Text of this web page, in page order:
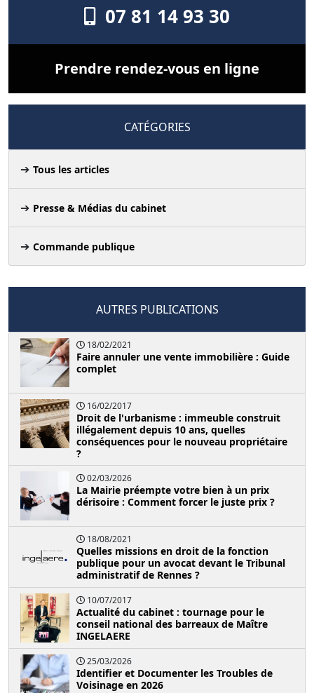
07 81 14 93 30
Prendre rendez-vous en ligne
CATÉGORIES
Tous les articles
Presse & Médias du cabinet
Commande publique
AUTRES PUBLICATIONS
18/02/2021
Faire annuler une vente immobilière : Guide
complet
16/02/2017
Droit de l'urbanisme : immeuble construit
illégalement depuis 10 ans, quelles
conséquences pour le nouveau propriétaire
?
02/03/2026
La Mairie préempte votre bien à un prix
dérisoire : Comment forcer le juste prix ?
18/08/2021
Quelles missions en droit de la fonction
publique pour un avocat devant le Tribunal
administratif de Rennes ?
10/07/2017
Actualité du cabinet : tournage pour le
conseil national des barreaux de Maître
INGELAERE
25/03/2026
Identifier et Documenter les Troubles de
Voisinage en 2026